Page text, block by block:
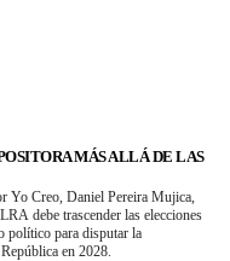
MÁS ALLÁ DE LAS
Yo Creo, Daniel Pereira Mujica,
debe trascender las elecciones
político para disputar la
en 2028.